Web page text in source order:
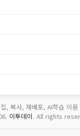
, 복사, 재배포, AI학습 이용
이투데이. All rights